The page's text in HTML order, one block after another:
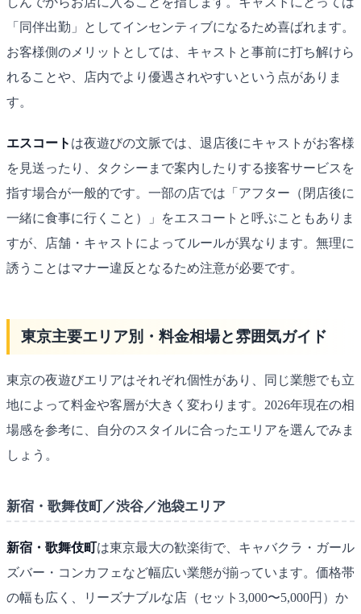
「同伴出勤」としてインセンティブになるため喜ばれます。
お客様側のメリットとしては、キャストと事前に打ち解けら
れることや、店内でより優遇されやすいという点がありま
す。
エスコート は夜遊びの文脈では、退店後にキャストがお客様
を見送ったり、タクシーまで案内したりする接客サービスを
指す場合が一般的です。一部の店では「アフター（閉店後に
一緒に食事に行くこと）」をエスコートと呼ぶこともありま
すが、店舗・キャストによってルールが異なります。無理に
誘うことはマナー違反となるため注意が必要です。
東京主要エリア別・料金相場と雰囲気ガイド
東京の夜遊びエリアはそれぞれ個性があり、同じ業態でも立
地によって料金や客層が大きく変わります。2026年現在の相
場感を参考に、自分のスタイルに合ったエリアを選んでみま
しょう。
新宿・歌舞伎町／渋谷／池袋エリア
新宿・歌舞伎町は東京最大の歓楽街で、キャバクラ・ガール
ズバー・コンカフェなど幅広い業態が揃っています。価格帯
の幅も広く、リーズナブルな店（セット3,000〜5,000円）か